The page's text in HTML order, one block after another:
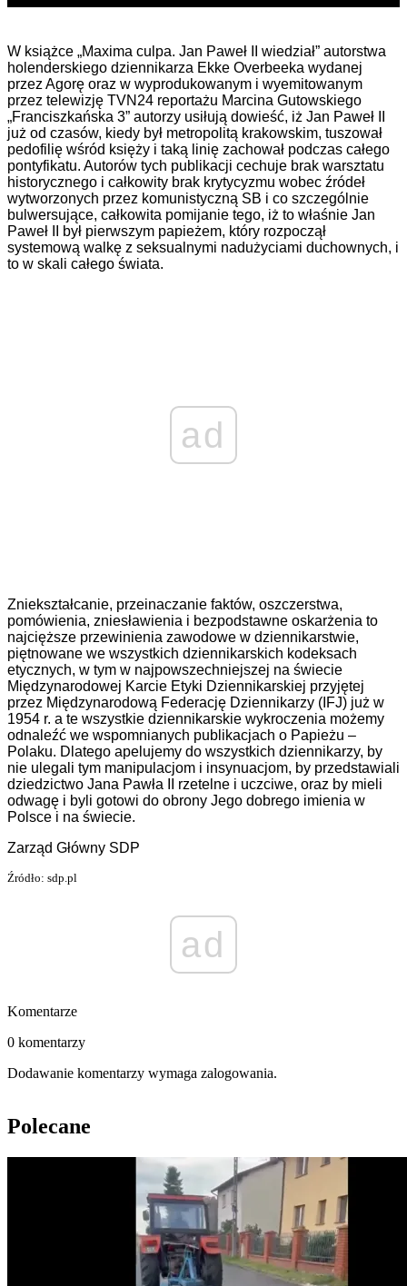
W książce „Maxima culpa. Jan Paweł II wiedział” autorstwa
holenderskiego dziennikarza Ekke Overbeeka wydanej
przez Agorę oraz w wyprodukowanym i wyemitowanym
przez telewizję TVN24 reportażu Marcina Gutowskiego
„Franciszkańska 3” autorzy usiłują dowieść, iż Jan Paweł II
już od czasów, kiedy był metropolitą krakowskim, tuszował
pedofilię wśród księży i taką linię zachował podczas całego
pontyfikatu. Autorów tych publikacji cechuje brak warsztatu
historycznego i całkowity brak krytycyzmu wobec źródeł
wytworzonych przez komunistyczną SB i co szczególnie
bulwersujące, całkowita pomijanie tego, iż to właśnie Jan
Paweł II był pierwszym papieżem, który rozpoczął
systemową walkę z seksualnymi nadużyciami duchownych, i
to w skali całego świata.
ad
Zniekształcanie, przeinaczanie faktów, oszczerstwa,
pomówienia, zniesławienia i bezpodstawne oskarżenia to
najcięższe przewinienia zawodowe w dziennikarstwie,
piętnowane we wszystkich dziennikarskich kodeksach
etycznych, w tym w najpowszechniejszej na świecie
Międzynarodowej Karcie Etyki Dziennikarskiej przyjętej
przez Międzynarodową Federację Dziennikarzy (IFJ) już w
1954 r. a te wszystkie dziennikarskie wykroczenia możemy
odnaleźć we wspomnianych publikacjach o Papieżu –
Polaku. Dlatego apelujemy do wszystkich dziennikarzy, by
nie ulegali tym manipulacjom i insynuacjom, by przedstawiali
dziedzictwo Jana Pawła II rzetelne i uczciwe, oraz by mieli
odwagę i byli gotowi do obrony Jego dobrego imienia w
Polsce i na świecie.
Zarząd Główny SDP
Źródło: sdp.pl
ad
Komentarze
0 komentarzy
Dodawanie komentarzy wymaga zalogowania.
Polecane